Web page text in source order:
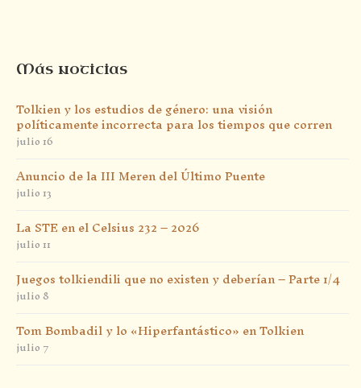
Más noticias
Tolkien y los estudios de género: una visión
políticamente incorrecta para los tiempos que corren
julio 16
Anuncio de la III Meren del Último Puente
julio 13
La STE en el Celsius 232 – 2026
julio 11
Juegos tolkiendili que no existen y deberían – Parte 1/4
julio 8
Tom Bombadil y lo «Hiperfantástico» en Tolkien
julio 7